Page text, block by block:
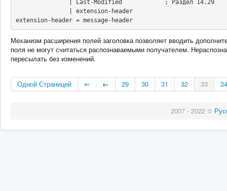
extension-header = message-header
Механизм расширения полей заголовка позволяет вводить
поля не могут считаться распознаваемыми получателем.
пересылать без изменений.
Одной Страницей ⇐ ← 29 30 31 32 33 34
2007 - 2022 ©